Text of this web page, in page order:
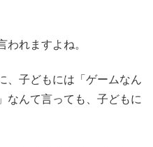
われますよね。
、子どもには「ゲームなん
なんて言っても、子どもに